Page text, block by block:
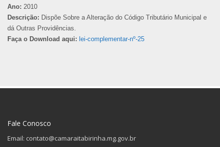
Ano: 2010
Descrição: Dispõe Sobre a Alteração do Código Tributário Municipal e
dá Outras Providências.
Faça o Download aqui: lei-complementar-nº-25
Fale Conosco
Email: contato@camaraitabirinha.mg.gov.br